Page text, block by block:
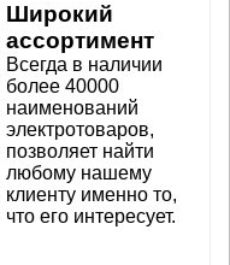
Широкий
ассортимент
Всегда в наличии
более 40000
наименований
электротоваров,
позволяет найти
любому нашему
клиенту именно то,
что его интересует.